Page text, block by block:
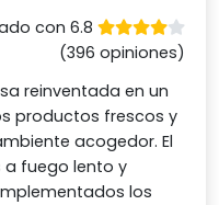
con 6.8
(396 opiniones)
reinventada en un
productos frescos y
acogedor. El
fuego lento y
los